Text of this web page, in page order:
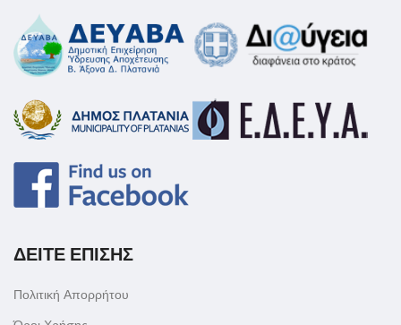
ΔΕΙΤΕ ΕΠΙΣΗΣ
Πολιτική Απορρήτου